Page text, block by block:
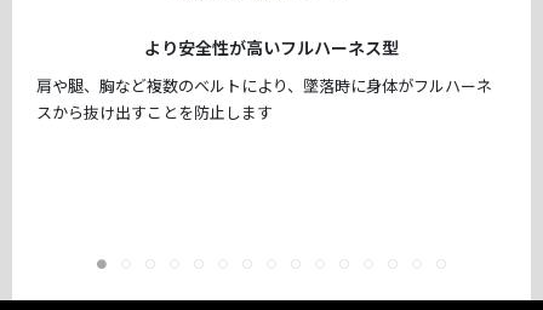
より安全性が高いフルハーネス型
肩や腿、胸など複数のベルトにより、墜落時に身体がフルハーネ
スから抜け出すことを防止します